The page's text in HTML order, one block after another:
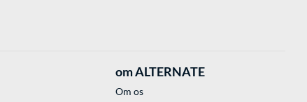
om ALTERNATE
Om os